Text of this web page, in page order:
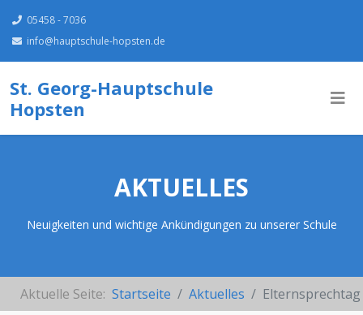
05458 - 7036
info@hauptschule-hopsten.de
St. Georg-Hauptschule
Hopsten
AKTUELLES
Neuigkeiten und wichtige Ankündigungen zu unserer Schule
Aktuelle Seite: Startseite Aktuelles Elternsprechtag